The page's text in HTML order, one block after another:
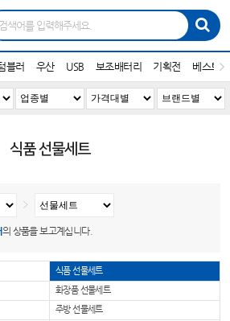
블러 우산 USB 보조배터리 기획전 베스트
식품 선물세트
의 상품을 보고계십니다.
식품 선물세트
화장품 선물세트
주방 선물세트